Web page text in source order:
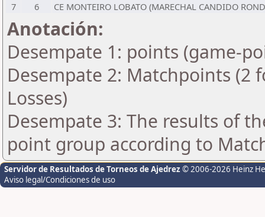
7
6 CE MONTEIRO LOBATO (MARECHAL CANDIDO
Anotación:
Desempate 1: points (game-
Desempate 2: Matchpoints (2
Losses)
Desempate 3: The results of
point group according to
Servidor de Resultados de Torneos de Ajedrez © 2006-2026 Heinz
Aviso legal/Condiciones de uso